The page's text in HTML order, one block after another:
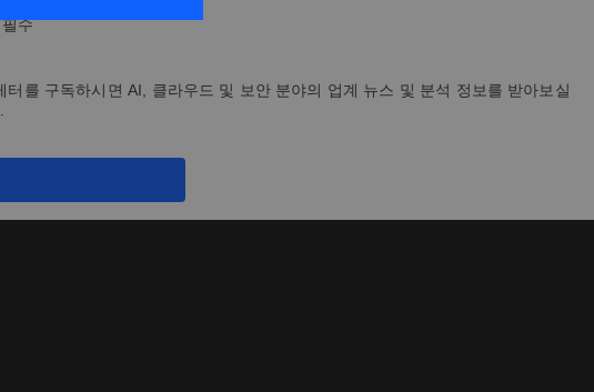
수
터를 구독하시면 AI, 클라우드 및 보안 분야의 업계 뉴스 및 분석 정보를 받아보실